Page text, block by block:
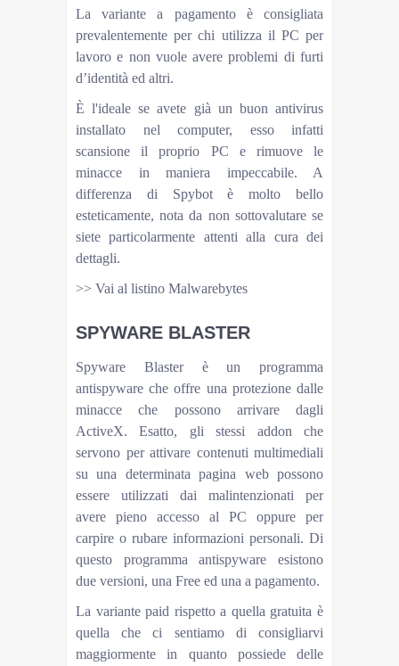
La variante a pagamento è consigliata
prevalentemente per chi utilizza il PC per
lavoro e non vuole avere problemi di furti
d’identità ed altri.
È l'ideale se avete già un buon antivirus
installato nel computer, esso infatti
scansione il proprio PC e rimuove le
minacce in maniera impeccabile. A
differenza di Spybot è molto bello
esteticamente, nota da non sottovalutare se
siete particolarmente attenti alla cura dei
dettagli.
>> Vai al listino Malwarebytes
SPYWARE BLASTER
Spyware Blaster è un programma
antispyware che offre una protezione dalle
minacce che possono arrivare dagli
ActiveX. Esatto, gli stessi addon che
servono per attivare contenuti multimediali
su una determinata pagina web possono
essere utilizzati dai malintenzionati per
avere pieno accesso al PC oppure per
carpire o rubare informazioni personali. Di
questo programma antispyware esistono
due versioni, una Free ed una a pagamento.
La variante paid rispetto a quella gratuita è
quella che ci sentiamo di consigliarvi
maggiormente in quanto possiede delle